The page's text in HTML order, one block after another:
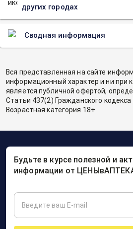
других городах
Сводная информация
Вся представленная на сайте
информационный характер и ни при
является публичной офертой,
Статьи 437(2) Гражданского кодекса
Возрастная категория 18+.
Будьте в курсе полезной и
информации от